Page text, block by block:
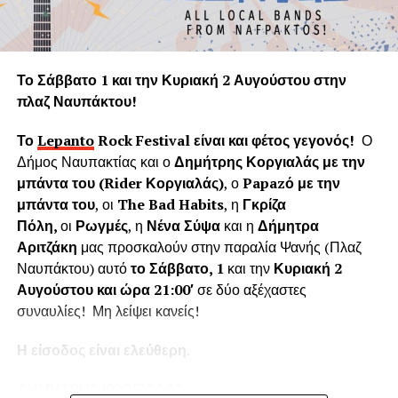
πνεύμονα της Γης.
Η «Εφορεία Αρχαιοτήτων Αιτωλοακαρνανίας και
Λευκάδας» υποστηρίζει ψευδώς ότι τα δέντρα που
κόπηκαν δημιουργούσαν προβλήματα στο τείχος του
ενετικού κάστρου. Όμως τα δέντρα του κάστρου
προέρχονται από τις δεντροφυτεύσεις που έγιναν
νομίμως από το 1914 έως το 1939 (έγκριση από το
Υπουργείο Εσωτερικών και κατόπιν από το Υπουργείο
Γεωργίας υπό την γραμματεία του Ιωάννη Μπρικόλα) και
βρίσκονται σε απόσταση ασφαλείας από τα τείχη.
Συνεπώς πολλά από τα δέντρα έχουν ηλικία άνω των 100
ετών χωρίς να έχει αναφερθεί κάποιο πρόβλημα στη
στατικότητα των τειχών που να οφείλεται στην πλήρη
ανάπτυξη του ριζικού συστήματος. Το Δασαρχείο
Ναυπάκτου βεβαιώνει ότι δεν υπάρχει σχετική μελέτη ούτε
Το Σάββατο 1 και την Κυριακή 2 Αυγούστου στην
πλαζ Ναυπάκτου!
ΤοLepantoRockFestivalείναι και φέτος γεγονός! Ο
Δήμος Ναυπακτίας και οΔημήτρης Κοργιαλάς με την
μπάντα του (RiderΚοργιαλάς), οPapazό με την
μπάντα του, οι The Bad Habits, η Γκρίζα
Πόλη,οι Ρωγμές, η Νένα Σύψακαι η Δήμητρα
Αριτζάκη μας προσκαλούν στην παραλία Ψανής (Πλαζ
Ναυπάκτου) αυτότο Σάββατο, 1 και τηνΚυριακή 2
Αυγούστου και ώρα 21:00′σε δύο αξέχαστες
συναυλίες! Μη λείψει κανείς!
Η είσοδος είναι ελεύθερη.